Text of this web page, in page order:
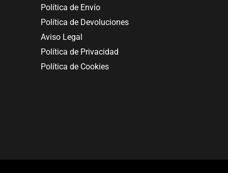
Política de Envío
Política de Devoluciones
Aviso Legal
Política de Privacidad
Política de Cookies